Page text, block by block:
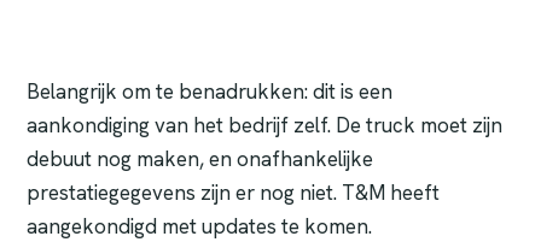
Belangrijk om te benadrukken: dit is een
aankondiging van het bedrijf zelf. De truck moet zijn
debuut nog maken, en onafhankelijke
prestatiegegevens zijn er nog niet. T&M heeft
aangekondigd met updates te komen.